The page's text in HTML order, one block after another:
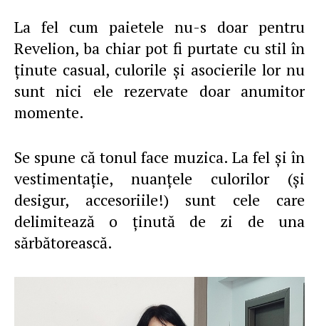
La fel cum paietele nu-s doar pentru
Revelion, ba chiar pot fi purtate cu stil în
ţinute casual, culorile şi asocierile lor nu
sunt nici ele rezervate doar anumitor
momente.
Se spune că tonul face muzica. La fel şi în
vestimentaţie, nuanţele culorilor (şi
desigur, accesoriile!) sunt cele care
delimitează o ţinută de zi de una
sărbătorească.